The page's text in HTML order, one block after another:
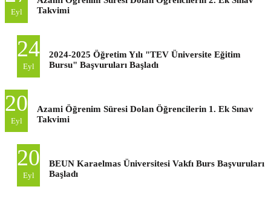
Eyl
Takvimi
24
Eyl
2024-2025 Öğretim Yılı "TEV Üniversite Eğitim
Bursu" Başvuruları Başladı
20
Eyl
Azami Öğrenim Süresi Dolan Öğrencilerin 1. Ek Sınav
Takvimi
20
Eyl
BEUN Karaelmas Üniversitesi Vakfı Burs Başvuruları
Başladı